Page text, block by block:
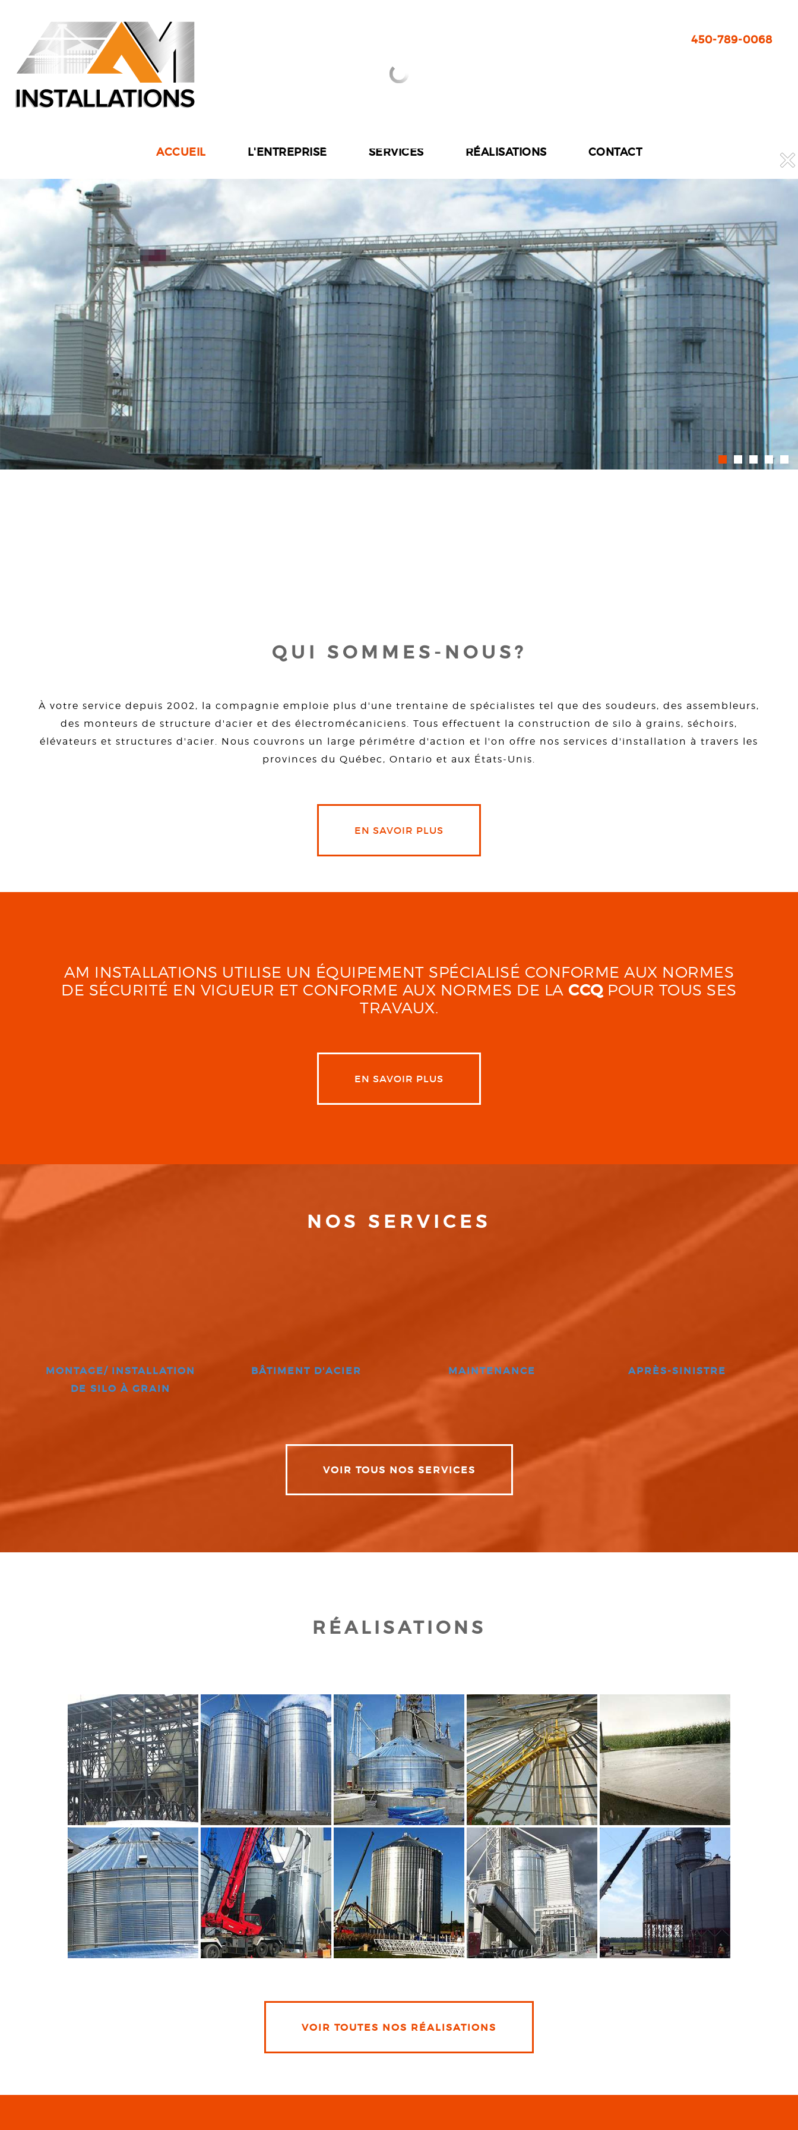
450-789-0068
ACCUEIL L'ENTREPRISE SERVICES RÉALISATIONS CONTACT
QUI SOMMES-NOUS?
À votre service depuis 2002, la compagnie emploie plus d'une trentaine de spécialistes tel que des soudeurs, des assembleurs,
des monteurs de structure d'acier et des électromécaniciens. Tous effectuent la construction de silo à grains, séchoirs,
élévateurs et structures d'acier. Nous couvrons un large périmétre d'action et l'on offre nos services d'installation à travers les
provinces du Québec, Ontario et aux États-Unis.
EN SAVOIR PLUS
AM INSTALLATIONS UTILISE UN ÉQUIPEMENT SPÉCIALISÉ CONFORME AUX NORMES
DE SÉCURITÉ EN VIGUEUR ET CONFORME AUX NORMES DE LA CCQPOUR TOUS SES
TRAVAUX.
EN SAVOIR PLUS
NOS SERVICES
MONTAGE/ INSTALLATION
DE SILO À GRAIN
BÂTIMENT D'ACIER MAINTENANCE APRÈS-SINISTRE
VOIR TOUS NOS SERVICES
RÉALISATIONS
CLIQUEZ POUR AGRANDIR CLIQUEZ POUR AGRANDIR CLIQUEZ POUR AGRANDIR CLIQUEZ POUR AGRANDIR CLIQUEZ POUR AGRANDIR
VOIR TOUTES NOS RÉALISATIONS